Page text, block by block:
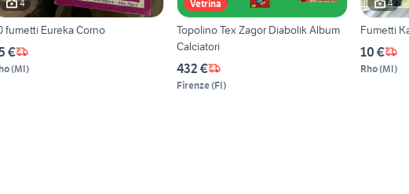
4
fumetti Eureka Corno
€
(MI)
Vetrina
Topolino Tex Zagor Diabolik Album
Calciatori
432 €
Firenze(FI)
4
Fumetti
10 €
Rho(MI)